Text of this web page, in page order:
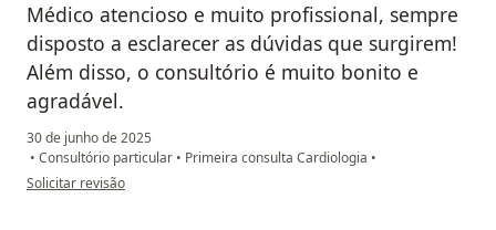
Médico atencioso e muito profissional, sempre
disposto a esclarecer as dúvidas que surgirem!
Além disso, o consultório é muito bonito e
agradável.
30 de junho de 2025
• Consultório particular • Primeira consulta Cardiologia •
na opinião do utilizador Laís M
Solicitar revisão